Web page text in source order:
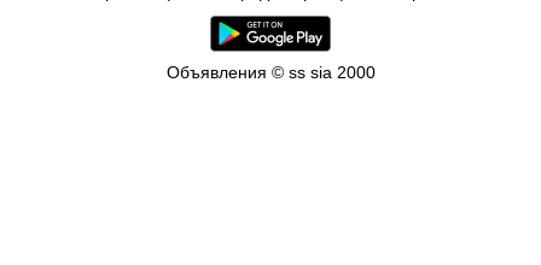
Объявления © ss sia 2000